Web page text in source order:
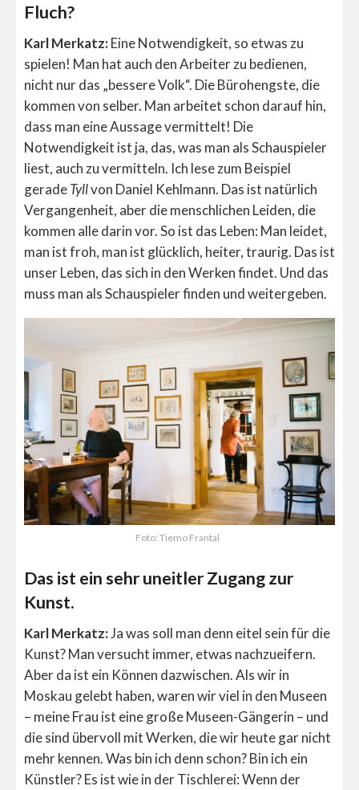
Fluch?
Karl Merkatz:Eine Notwendigkeit, so etwas zu
spielen! Man hat auch den Arbeiter zu bedienen,
nicht nur das „bessere Volk“. Die Bürohengste, die
kommen von selber. Man arbeitet schon darauf hin,
dass man eine Aussage vermittelt! Die
Notwendigkeit ist ja, das, was man als Schauspieler
liest, auch zu vermitteln. Ich lese zum Beispiel
geradeTyllvon Daniel Kehlmann. Das ist natürlich
Vergangenheit, aber die menschlichen Leiden, die
kommen alle darin vor. So ist das Leben: Man leidet,
man ist froh, man ist glücklich, heiter, traurig. Das ist
unser Leben, das sich in den Werken findet. Und das
muss man als Schauspieler finden und weitergeben.
Foto: Tiemo Frantal
Das ist ein sehr uneitler Zugang zur
Kunst.
Karl Merkatz:Ja was soll man denn eitel sein für die
Kunst? Man versucht immer, etwas nachzueifern.
Aber da ist ein Können dazwischen. Als wir in
Moskau gelebt haben, waren wir viel in den Museen
– meine Frau ist eine große Museen-Gängerin – und
die sind übervoll mit Werken, die wir heute gar nicht
mehr kennen. Was bin ich denn schon? Bin ich ein
Künstler? Es ist wie in der Tischlerei: Wenn der